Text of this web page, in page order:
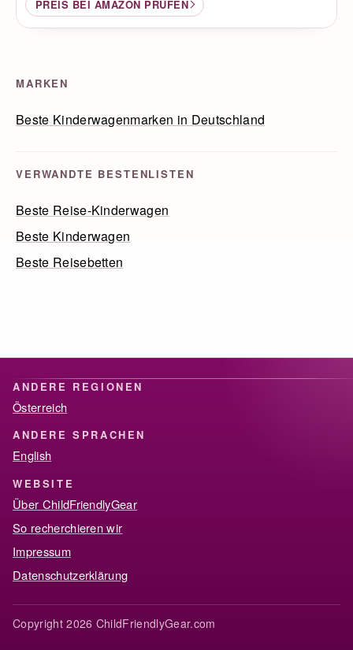
PREIS BEI AMAZON PRÜFEN
MARKEN
Beste Kinderwagenmarken in Deutschland
VERWANDTE BESTENLISTEN
Beste Reise-Kinderwagen
Beste Kinderwagen
Beste Reisebetten
ANDERE REGIONEN
Österreich
ANDERE SPRACHEN
English
WEBSITE
Über ChildFriendlyGear
So recherchieren wir
Impressum
Datenschutzerklärung
Copyright 2026 ChildFriendlyGear.com